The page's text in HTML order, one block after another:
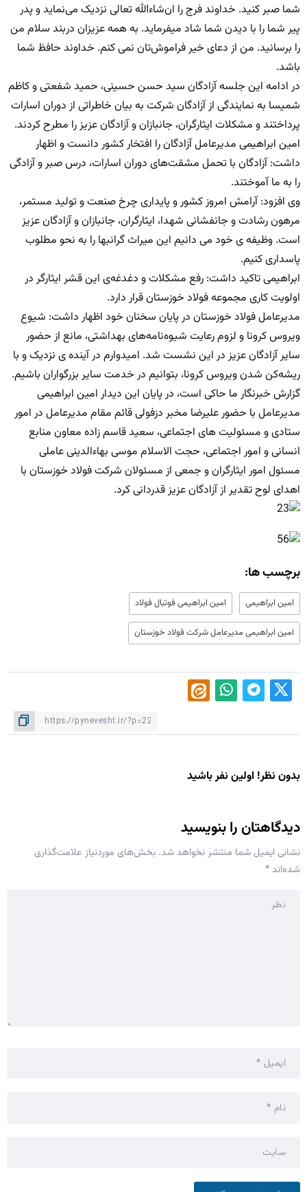
شما صبر کنید. خداوند فرج را ان‌شاءالله تعالی نزدیک می‌نماید و پدر
پیر شما را با دیدن شما شاد می‏فرماید. به همه عزیزان دربند سلام من
را برسانید. من از دعای خیر فراموش‌تان نمی‏ کنم. خداوند حافظ شما
باشد.
در ادامه این جلسه آزادگان سید‌ حسن حسینی، حمید شفعتی و کاظم
شمیسا به نمایندگی از آزادگان شرکت به بیان خاطراتی از دوران اسارات
پرداختند و مشکلات ایثارگران، جانبازان و آزادگان عزیز را مطرح کردند.
امین ابراهیمی مدیرعامل آزادگان را افتخار کشور دانست و اظهار
داشت: آزادگان با تحمل مشقت‌های دوران اسارات، درس صبر و آزادگی
را به ما آموختند.
وی افزود: آرامش امروز کشور و پایداری چرخ صنعت و تولید مستمر،
مرهون رشادت و جانفشانی شهدا، ایثارگران، جانبازان و آزادگان عزیز
است. وظیفه ی خود می دانیم این میراث گرانبها را به نحو مطلوب
پاسداری کنیم.
ابراهیمی تاکید داشت: رفع مشکلات و دغدغه‌ی این قشر ایثارگر در
اولویت کاری مجموعه فولاد خوزستان قرار دارد.
مدیرعامل فولاد خوزستان در پایان سخنان خود اظهار داشت: شیوع
ویروس کرونا و لزوم رعایت شیوه‌نامه‌های بهداشتی، مانع از حضور
سایر آزادگان عزیز در این نشست شد. امیدوارم در آینده ی نزدیک و با
ریشه‌کن شدن ویروس کرونا، بتوانیم در خدمت سایر بزرگواران باشیم.
گزارش خبرنگار ما حاکی است، در پایان این دیدار امین ابراهیمی
مدیرعامل با حضور علیرضا مخبر دزفولی قائم مقام مدیرعامل در امور
ستادی و مسئولیت های اجتماعی، سعید قاسم زاده معاون منابع
انسانی و امور اجتماعی، حجت الاسلام موسی بهاءالدینی عاملی
مسئول امور ایثارگران و جمعی از مسئولان شرکت فولاد خوزستان با
اهدای لوح تقدیر از آزادگان عزیز قدردانی کرد.
برچسب ها:
امین ابراهیمی امین ابراهیمی فوتبال فولاد
امین ابراهیمی مدیرعامل شرکت فولاد خوزستان
بدون نظر! اولین نفر باشید
دیدگاهتان را بنویسید
نشانی ایمیل شما منتشر نخواهد شد. بخش‌های موردنیاز علامت‌گذاری
شده‌اند*